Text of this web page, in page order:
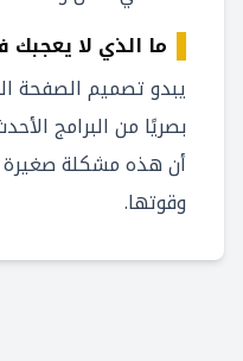
ما الذي لا
يبدو تصميم الصفحة
بصريًا من البرامج
أن هذه مشكلة صغيرة
وقوتها.